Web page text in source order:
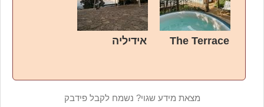
The Terrace אידיליה
מצאת מידע שגוי? נשמח לקבל פידבק